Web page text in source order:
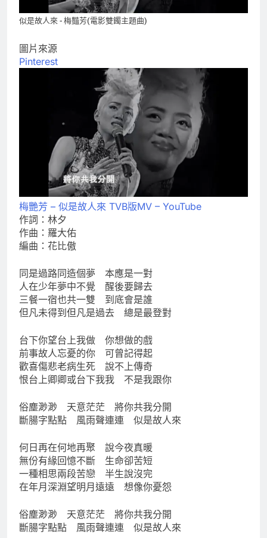
似是故人來 - 梅豔芳(電影雙鐲主題曲)
圖片來源
Pinterest
梅艷芳 – 似是故人來 TVB版MV – YouTube
作詞：林夕
作曲：羅大佑
編曲：花比傲
同是過路同造個夢 本應是一對
人在少年夢中不覺 醒後要歸去
三餐一宿也共一雙 到底會是誰
但凡未得到但凡是過去 總是最登對
台下你望台上我做 你想做的戲
前事故人忘憂的你 可曾記得起
歡喜傷悲老病生死 說不上傳奇
恨台上卿卿或台下我我 不是我跟你
俗塵渺渺 天意茫茫 將你共我分開
斷腸字點點 風雨聲連連 似是故人來
何日再在何地再聚 說今夜真暖
無份有緣回憶不斷 生命卻苦短
一種相思兩段苦戀 半生說沒完
在年月深淵望明月遠遠 想像你憂怨
俗塵渺渺 天意茫茫 將你共我分開
斷腸字點點 風雨聲連連 似是故人來